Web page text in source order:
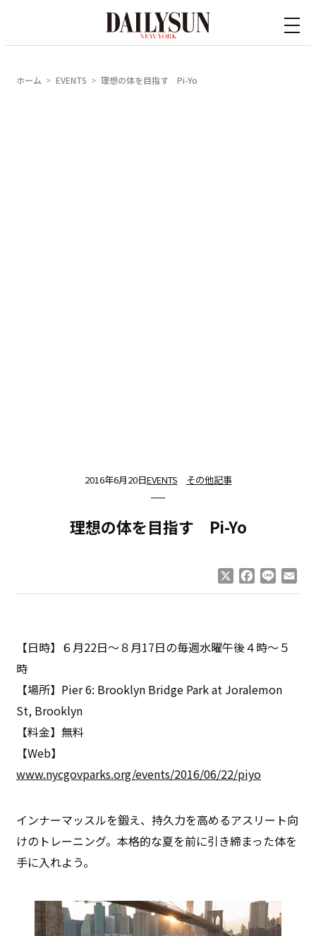
ホーム EVENTS 理想の体を目指す Pi-Yo
2016年6月20日EVENTS その他記事
理想の体を目指す Pi-Yo
Facebook
Line
【日時】６月22日～８月17日の毎週水曜午後４時～５
時
【場所】Pier 6: Brooklyn Bridge Park at Joralemon
St, Brooklyn
【料金】無料
【Web】
www.nycgovparks.org/events/2016/06/22/piyo
インナーマッスルを鍛え、持久力を高めるアスリート向
けのトレーニング。本格的な夏を前に引き締まった体を
手に入れよう。